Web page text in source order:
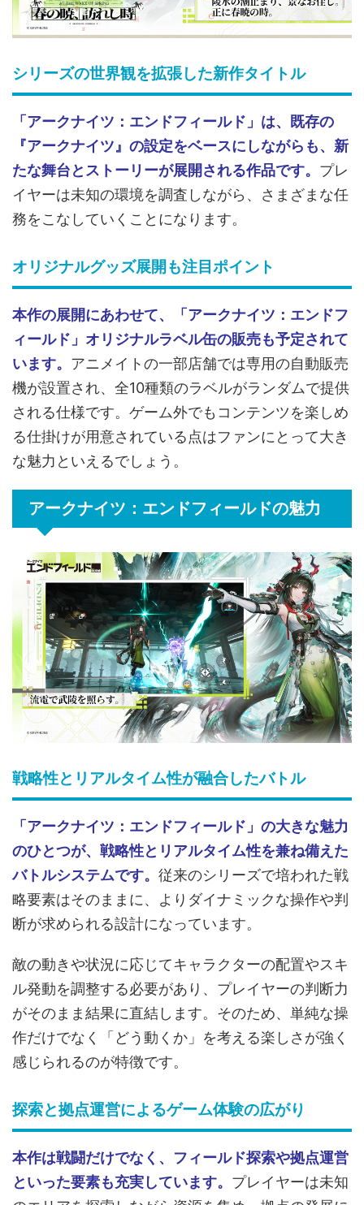
シリーズの世界観を拡張した新作タイトル
「アークナイツ：エンドフィールド」は、既存の
『アークナイツ』の設定をベースにしながらも、新
たな舞台とストーリーが展開される作品です。 プレ
イヤーは未知の環境を調査しながら、さまざまな任
務をこなしていくことになります。
オリジナルグッズ展開も注目ポイント
本作の展開にあわせて、「アークナイツ：エンドフ
ィールド」オリジナルラベル缶の販売も予定されて
います。 アニメイトの一部店舗では専用の自動販売
機が設置され、全10種類のラベルがランダムで提供
される仕様です。ゲーム外でもコンテンツを楽しめ
る仕掛けが用意されている点はファンにとって大き
な魅力といえるでしょう。
アークナイツ：エンドフィールドの魅力
戦略性とリアルタイム性が融合したバトル
「アークナイツ：エンドフィールド」の大きな魅力
のひとつが、戦略性とリアルタイム性を兼ね備えた
バトルシステムです。 従来のシリーズで培われた戦
略要素はそのままに、よりダイナミックな操作や判
断が求められる設計になっています。
敵の動きや状況に応じてキャラクターの配置やスキ
ル発動を調整する必要があり、プレイヤーの判断力
がそのまま結果に直結します。そのため、単純な操
作だけでなく「どう動くか」を考える楽しさが強く
感じられるのが特徴です。
探索と拠点運営によるゲーム体験の広がり
本作は戦闘だけでなく、フィールド探索や拠点運営
といった要素も充実しています。 プレイヤーは未知